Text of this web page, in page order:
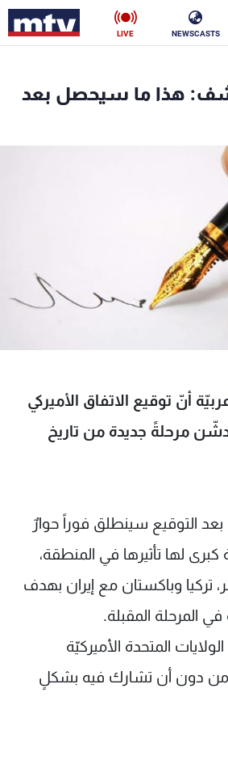
NEWSCASTS
LIVE
هذا ما سيحصل بعد
أنّ توقيع الاتفاق الأميركي
مرحلةً جديدة من تاريخ
التوقيع سينطلق فوراً حوارٌ
لها تأثيرها في المنطقة،
تركيا وباكستان مع إيران بهدف
المرحلة المقبلة.
المتحدة الأميركيّة
من دون أن تشارك فيه بشكلٍ